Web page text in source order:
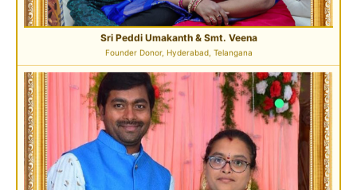
Sri Pavan Gupta
VIP Donor & TG State President, Hyderabad